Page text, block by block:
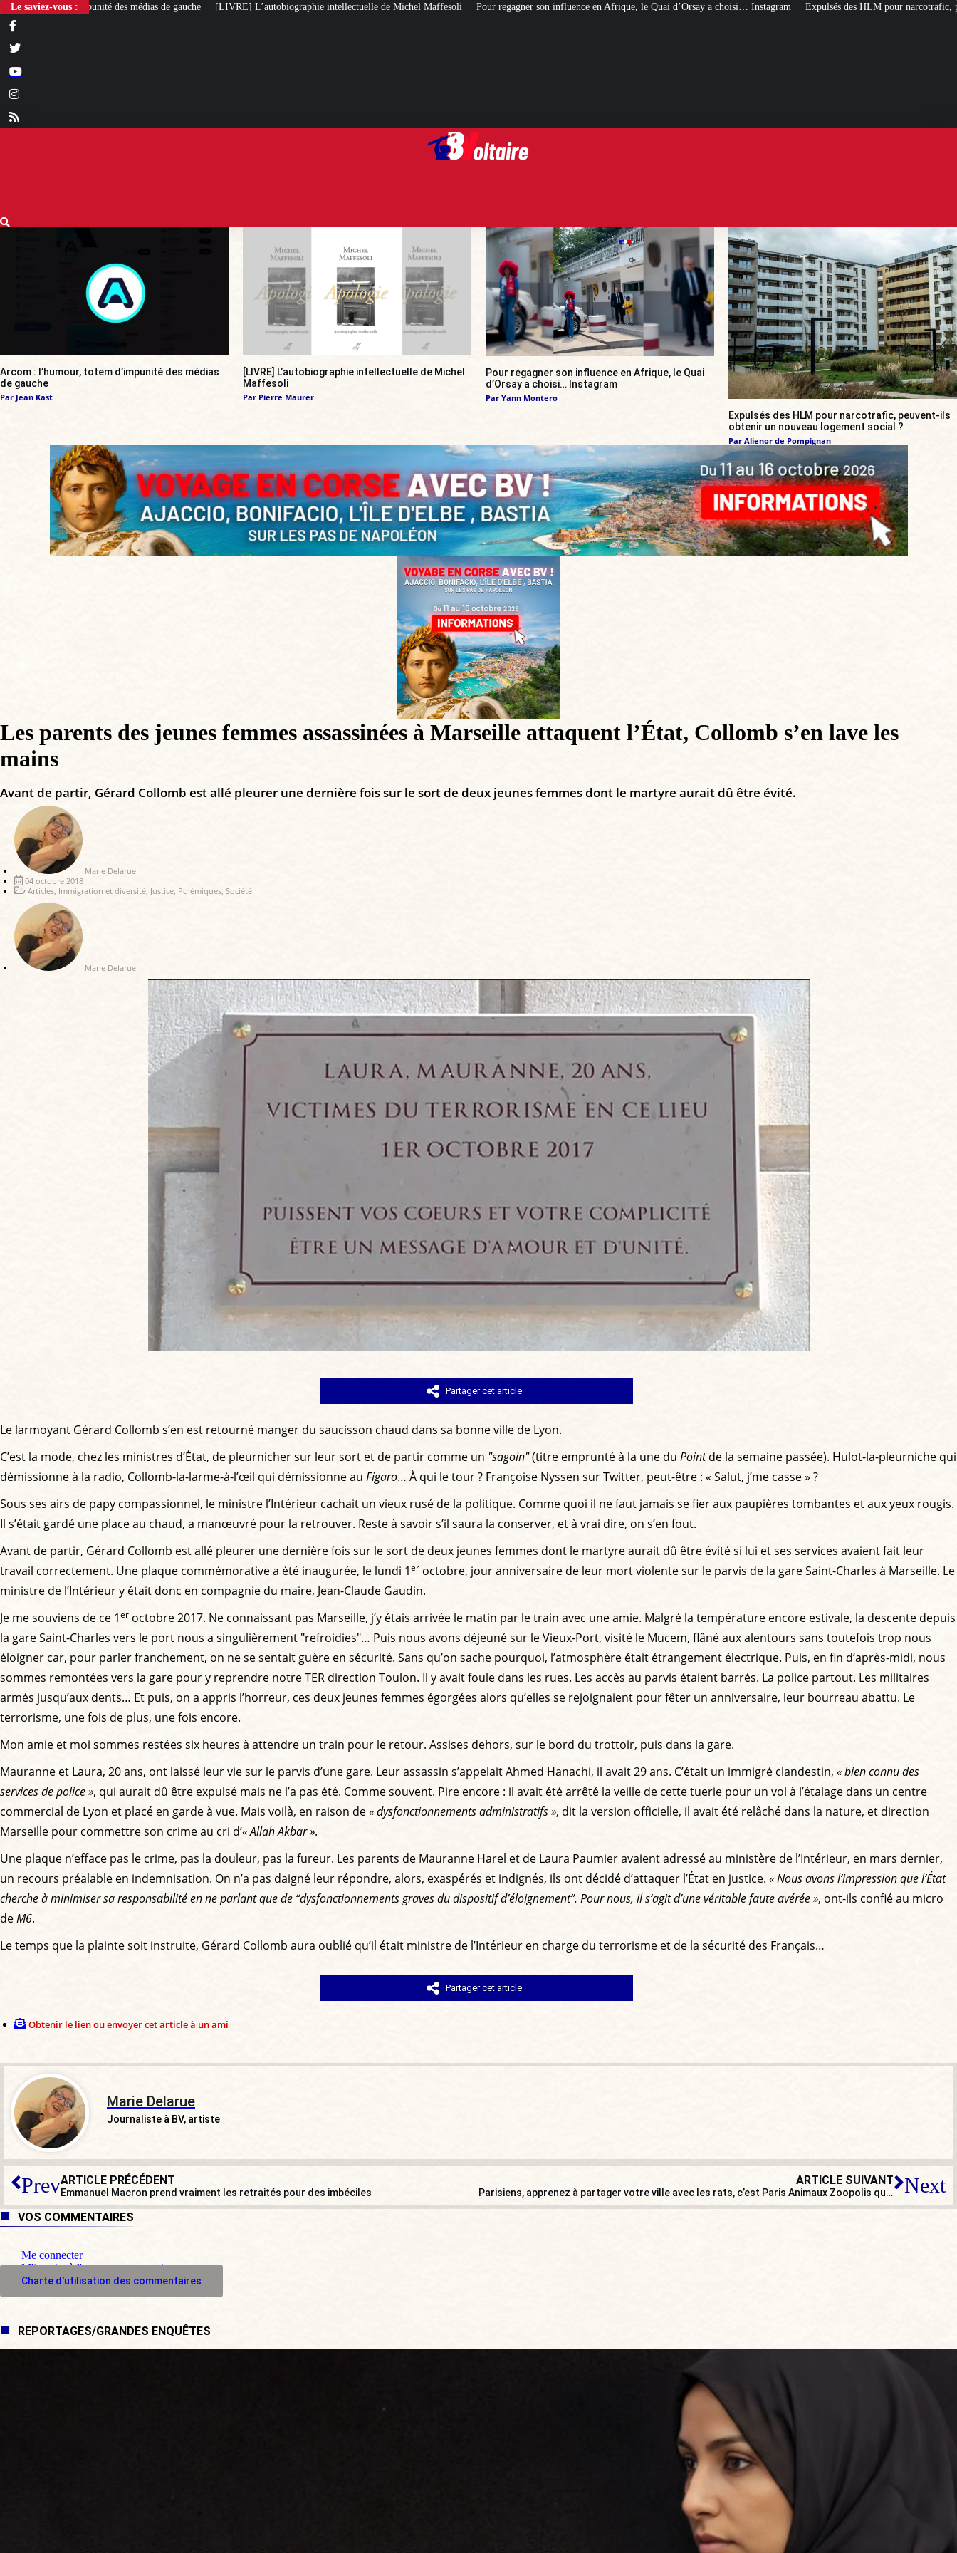
Le saviez-vous :
médias de gauche [LIVRE] L’autobiographie intellectuelle de Michel Maffesoli Pour regagner son influence en Afrique, le Quai d’Orsay a choisi… Instagram Expulsés des HLM pour narcotrafic, peuvent-ils obtenir un
Arcom : l’humour, totem d’impunité des médias
de gauche
Par Jean Kast
[LIVRE] L’autobiographie intellectuelle de Michel
Maffesoli
Par Pierre Maurer
Pour regagner son influence en Afrique, le Quai
d’Orsay a choisi… Instagram
Par Yann Montero
Expulsés des HLM pour narcotrafic, peuvent-ils
obtenir un nouveau logement social ?
Par Alienor de Pompignan
Les parents des jeunes femmes assassinées à Marseille attaquent l’État, Collomb s’en lave les
mains
Avant de partir, Gérard Collomb est allé pleurer une dernière fois sur le sort de deux jeunes femmes dont le martyre aurait dû être évité.
Marie Delarue
04 octobre 2018
Articles Immigration et diversité Justice Polémiques Société
Marie Delarue
Partager cet article
Le larmoyant Gérard Collomb s’en est retourné manger du saucisson chaud dans sa bonne ville de Lyon.
C’est la mode, chez les ministres d’État, de pleurnicher sur leur sort et de partir comme un "sagoin"(titre emprunté à la une du Pointde la semaine passée). Hulot-la-pleurniche qui
démissionne à la radio, Collomb-la-larme-à-l’œil qui démissionne au Figaro… À qui le tour ? Françoise Nyssen sur Twitter, peut-être : « Salut, j’me casse » ?
Sous ses airs de papy compassionnel, le ministre l’Intérieur cachait un vieux rusé de la politique. Comme quoi il ne faut jamais se fier aux paupières tombantes et aux yeux rougis.
Il s’était gardé une place au chaud, a manœuvré pour la retrouver. Reste à savoir s’il saura la conserver, et à vrai dire, on s’en fout.
Avant de partir, Gérard Collomb est allé pleurer une dernière fois sur le sort de deux jeunes femmes dont le martyre aurait dû être évité si lui et ses services avaient fait leur
travail correctement. Une plaque commémorative a été inaugurée, le lundi 1er octobre, jour anniversaire de leur mort violente sur le parvis de la gare Saint-Charles à Marseille. Le
ministre de l’Intérieur y était donc en compagnie du maire, Jean-Claude Gaudin.
Je me souviens de ce 1er octobre 2017. Ne connaissant pas Marseille, j’y étais arrivée le matin par le train avec une amie. Malgré la température encore estivale, la descente depuis
la gare Saint-Charles vers le port nous a singulièrement "refroidies"… Puis nous avons déjeuné sur le Vieux-Port, visité le Mucem, flâné aux alentours sans toutefois trop nous
éloigner car, pour parler franchement, on ne se sentait guère en sécurité. Sans qu’on sache pourquoi, l’atmosphère était étrangement électrique. Puis, en fin d’après-midi, nous
sommes remontées vers la gare pour y reprendre notre TER direction Toulon. Il y avait foule dans les rues. Les accès au parvis étaient barrés. La police partout. Les militaires
armés jusqu’aux dents… Et puis, on a appris l’horreur, ces deux jeunes femmes égorgées alors qu’elles se rejoignaient pour fêter un anniversaire, leur bourreau abattu. Le
terrorisme, une fois de plus, une fois encore.
Mon amie et moi sommes restées six heures à attendre un train pour le retour. Assises dehors, sur le bord du trottoir, puis dans la gare.
Mauranne et Laura, 20 ans, ont laissé leur vie sur le parvis d’une gare. Leur assassin s’appelait Ahmed Hanachi, il avait 29 ans. C’était un immigré clandestin, « bien connu des
services de police », qui aurait dû être expulsé mais ne l’a pas été. Comme souvent. Pire encore : il avait été arrêté la veille de cette tuerie pour un vol à l’étalage dans un centre
commercial de Lyon et placé en garde à vue. Mais voilà, en raison de« dysfonctionnements administratifs », dit la version officielle, il avait été relâché dans la nature, et direction
Marseille pour commettre son crime au cri d’« Allah Akbar ».
Une plaque n’efface pas le crime, pas la douleur, pas la fureur. Les parents de Mauranne Harel et de Laura Paumier avaient adressé au ministère de l’Intérieur, en mars dernier,
un recours préalable en indemnisation. On n’a pas daigné leur répondre, alors, exaspérés et indignés, ils ont décidé d’attaquer l’État en justice. « Nous avons l’impression que l’État
cherche à minimiser sa responsabilité en ne parlant que de “dysfonctionnements graves du dispositif d’éloignement”. Pour nous, il s’agit d’une véritable faute avérée », ont-ils confié au micro
deM6.
Le temps que la plainte soit instruite, Gérard Collomb aura oublié qu’il était ministre de l’Intérieur en charge du terrorisme et de la sécurité des Français…
Partager cet article
Obtenir le lien ou envoyer cet article à un ami
Marie Delarue
Journaliste à BV, artiste
PrevARTICLE PRÉCÉDENT
Emmanuel Macron prend vraiment les retraités pour des imbéciles
ARTICLE SUIVANT
Parisiens, apprenez à partager votre ville avec les rats, c’est Paris Animaux Zoopolis qui vous le dit ! Next
VOS COMMENTAIRES
Me connecter
M'inscrire à l'espace commentaire
Charte d'utilisation des commentaires
REPORTAGES/GRANDES ENQUÊTES